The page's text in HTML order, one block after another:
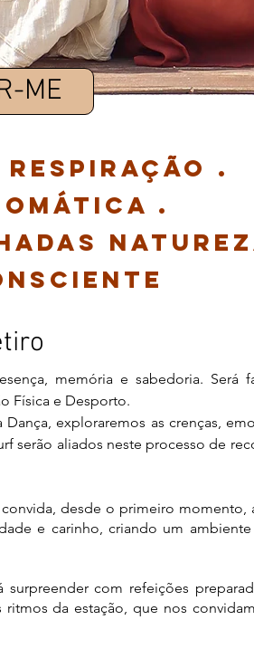
ME
respiração .
.
memória e sabedoria. Será
Física e Desporto.
exploraremos as crenças,
serão aliados neste processo de
desde o primeiro momento,
e carinho, criando um
com refeições
da estação, que nos